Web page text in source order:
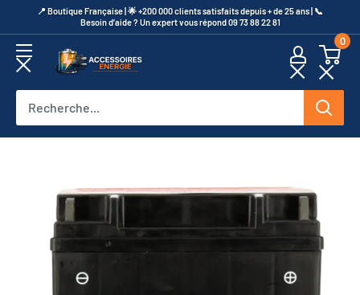
au
contenu
​📍​ Boutique Française | 🌟 +200 000 clients satisfaits depuis + de 25 ans | 📞​
Besoin d’aide ? Un expert vous répond 09 73 88 22 81
Accessoires
0